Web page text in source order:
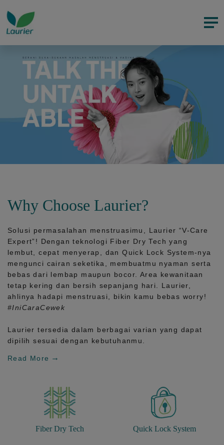
Why Choose Laurier?
Solusi permasalahan menstruasimu, Laurier “V-Care
Expert”! Dengan teknologi Fiber Dry Tech yang
lembut, cepat menyerap, danQuick Lock System-nya
mengunci cairan seketika, membuatmu nyaman serta
bebas dari lembap maupun bocor. Area kewanitaan
tetap kering dan bersih sepanjang hari.
Laurier,
ahlinya hadapi menstruasi, bikin kamu bebas worry!
#IniCaraCewek
Laurier tersedia dalam berbagai varian yang dapat
dipilih sesuai dengan kebutuhanmu.
Read More
Fiber Dry Tech Quick Lock System